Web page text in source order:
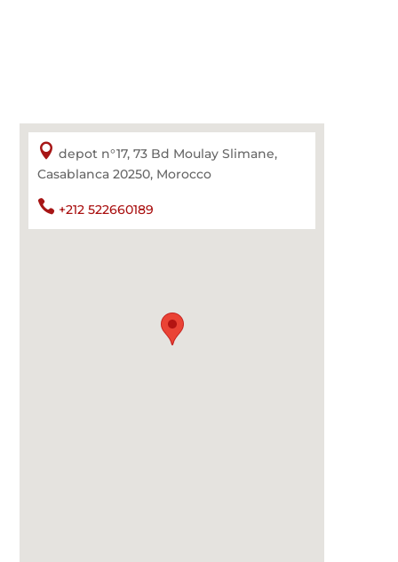
 depot n°17, 73 Bd Moulay Slimane,
Casablanca 20250, Morocco
 +212 522660189